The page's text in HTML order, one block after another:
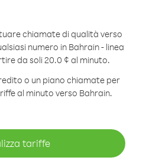
chiamate di qualità verso
numero in Bahrain - linea
da soli 20.0 ¢ al minuto.
o un piano chiamate per
al minuto verso Bahrain.
tariffe